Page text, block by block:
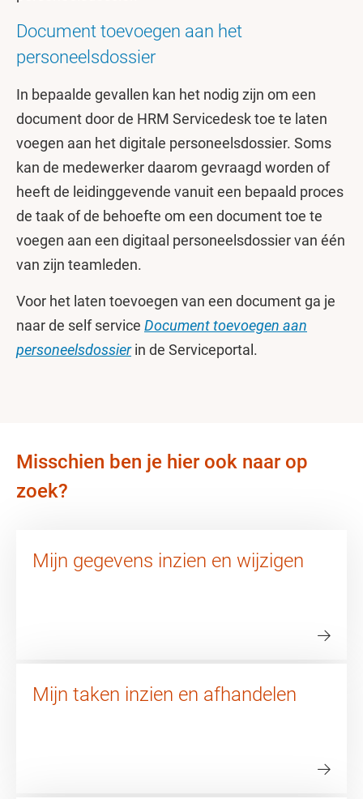
Document toevoegen aan het
personeelsdossier
In bepaalde gevallen kan het nodig zijn om een
document door de HRM Servicedesk toe te laten
voegen aan het digitale personeelsdossier. Soms
kan de medewerker daarom gevraagd worden of
heeft de leidinggevende vanuit een bepaald proces
de taak of de behoefte om een document toe te
voegen aan een digitaal personeelsdossier van één
van zijn teamleden.
Voor het laten toevoegen van een document ga je
naar de self service Document toevoegen aan
personeelsdossierin de Serviceportal.
Misschien ben je hier ook naar op
zoek?
Mijn gegevens inzien en wijzigen
Mijn taken inzien en afhandelen